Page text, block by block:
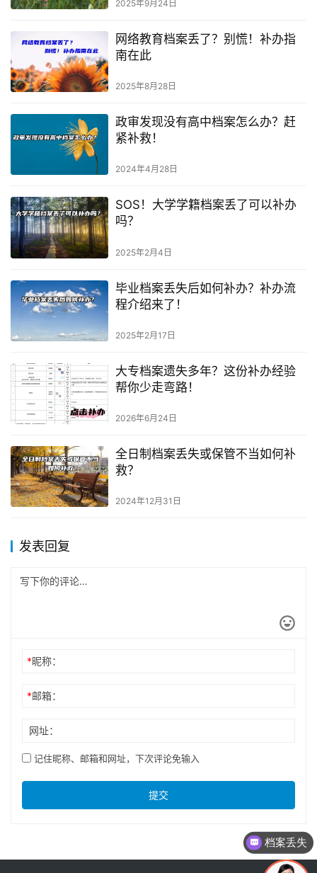
2025年9月24日
网络教育档案丢了？别慌！补办指
南在此
2025年8月28日
政审发现没有高中档案怎么办？赶
紧补救！
2024年4月28日
SOS！大学学籍档案丢了可以补办
吗？
2025年2月4日
毕业档案丢失后如何补办？补办流
程介绍来了！
2025年2月17日
大专档案遗失多年？这份补办经验
帮你少走弯路！
2026年6月24日
全日制档案丢失或保管不当如何补
救？
2024年12月31日
发表回复
*昵称：
*邮箱：
网址：
记住昵称、邮箱和网址，下次评论免输入
提交
档案丢失